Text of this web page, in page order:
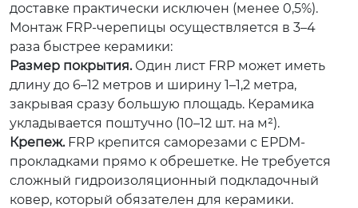
доставке практически исключен (менее 0,5%).
Монтаж FRP-черепицы осуществляется в 3–4
раза быстрее керамики:
Размер покрытия.Один лист FRP может иметь
длину до 6–12 метров и ширину 1–1,2 метра,
закрывая сразу большую площадь. Керамика
укладывается поштучно (10–12 шт. на м²).
Крепеж.FRP крепится саморезами с EPDM-
прокладками прямо к обрешетке. Не требуется
сложный гидроизоляционный подкладочный
ковер, который обязателен для керамики.